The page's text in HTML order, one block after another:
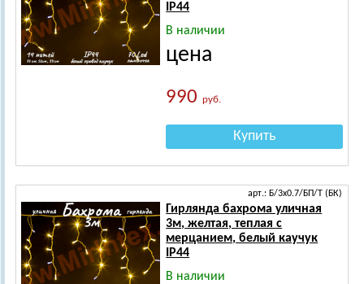
IP44
В наличии
цена
990руб.
Купить
арт.: Б/3х0.7/БП/Т (БК)
Гирлянда бахрома уличная
3м, желтая, теплая с
мерцанием, белый каучук
IP44
В наличии